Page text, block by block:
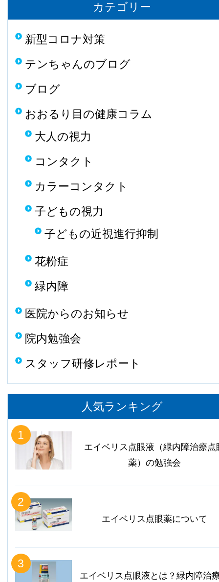
カテゴリー
新型コロナ対策
テンちゃんのブログ
ブログ
おおるり目の健康コラム
大人の視力
コンタクト
カラーコンタクト
子どもの視力
子どもの近視進行抑制
花粉症
緑内障
医院からのお知らせ
院内勉強会
スタッフ研修レポート
人気ランキング
1
エイベリス点眼液（緑内障治療点
薬）の勉強会
2
エイベリス点眼薬について
3
エイベリス点眼液とは？緑内障治